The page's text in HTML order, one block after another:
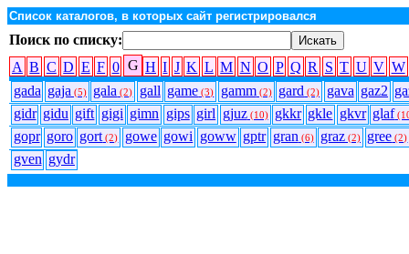
Список каталогов, в которых сайт регистрировался
Поиск по списку:
A B C D E F 0 G H I J K L M N O P Q R S T U V W
gada gaja (5) gala (2) gall game (3) gamm(2) gard (2) gava gaz2
gidr gidu gift gigi gimn gips girl gjuz(10) gkkr gkle gkvr glaf
gopr goro gort (2) gowe gowi goww gptr gran (6) graz (2) gree (2)
gven gydr